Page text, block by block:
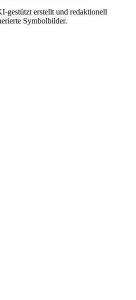
gestützt erstellt und redaktionell
Symbolbilder.